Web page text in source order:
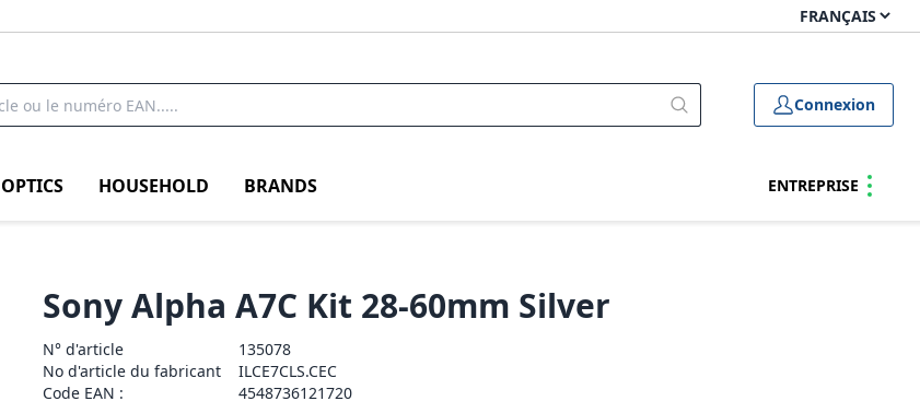
Connexion
OPTICS HOUSEHOLD BRANDS ENTREPRISE
Sony Alpha A7C Kit 28-60mm Silver
N° d'article
135078
No d'article du fabricant
ILCE7CLS.CEC
Code EAN :
4548736121720